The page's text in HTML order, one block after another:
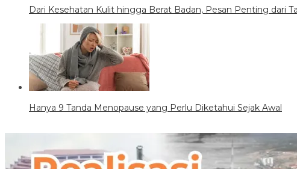
Dari Kesehatan Kulit hingga Berat Badan, Pesan Penting dari
Hanya 9 Tanda Menopause yang Perlu Diketahui Sejak Awal